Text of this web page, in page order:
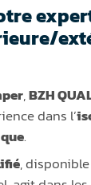
,BZH
dans l’
.
,